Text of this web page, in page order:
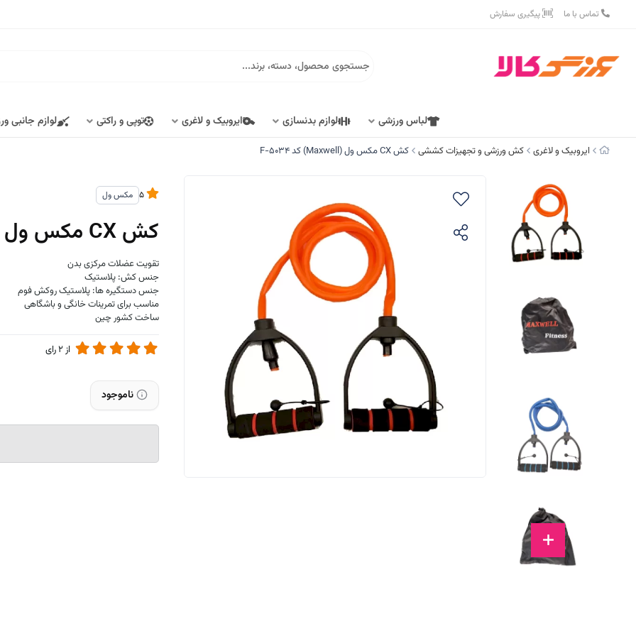
تماس با ما پیگیری سفارش
لباس ورزشی لوازم بدنسازی ایروبیک و لاغری توپی و راکتی لوازم جانبی
ایروبیک و لاغری کش ورزشی و تجهیزات کششی کش CX مکس ول (Maxwell) کد F-5034
مکس ول
کش CX مکس ول (Maxwell) کد F-5034
تقویت عضلات مرکزی بدن
جنس کش: پلاستیک
جنس دستگیره ها: پلاستیک روکش فوم
مناسب برای تمرینات خانگی و باشگاهی
ساخت کشور چین
از2رای
ناموجود